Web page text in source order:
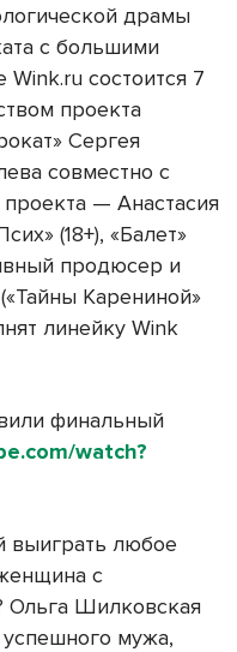
драмы
с большими
состоится 7
проекта
Сергея
совместно с
— Анастасия
(18+), «Балет»
продюсер и
Карениной»
линейку Wink
финальный
watch?
выиграть любое
с
Ольга Шилковская
мужа,